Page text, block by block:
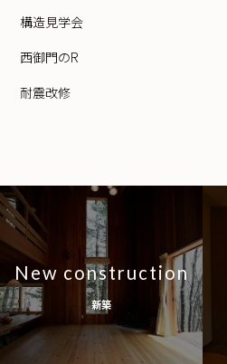
構造見学会
西御門のR
耐震改修
New construction
新築